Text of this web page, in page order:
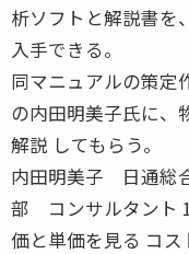
析ソフトと解説書を
入手できる。
同マニュアルの策定
の内田明美子氏に、
解説 してもらう。
内田明美子 日通総
部 コンサルタント
価と単価を見る コス